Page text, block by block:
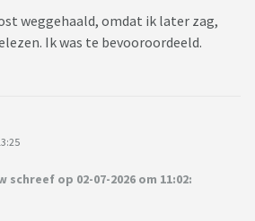
weggehaald, omdat ik later zag,
Ik was te bevooroordeeld.
schreef op 02-07-2026 om 11:02: